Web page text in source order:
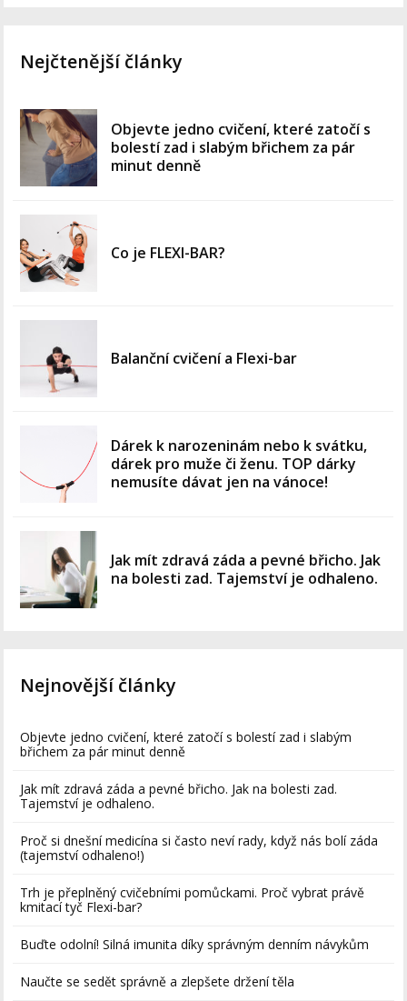
Nejčtenější články
Objevte jedno cvičení, které zatočí s
bolestí zad i slabým břichem za pár
minut denně
Co je FLEXI-BAR?
Balanční cvičení a Flexi-bar
Dárek k narozeninám nebo k svátku,
dárek pro muže či ženu. TOP dárky
nemusíte dávat jen na vánoce!
Jak mít zdravá záda a pevné břicho. Jak
na bolesti zad. Tajemství je odhaleno.
Nejnovější články
Objevte jedno cvičení, které zatočí s bolestí zad i slabým
břichem za pár minut denně
Jak mít zdravá záda a pevné břicho. Jak na bolesti zad.
Tajemství je odhaleno.
Proč si dnešní medicína si často neví rady, když nás bolí záda
(tajemství odhaleno!)
Trh je přeplněný cvičebními pomůckami. Proč vybrat právě
kmitací tyč Flexi-bar?
Buďte odolní! Silná imunita díky správným denním návykům
Naučte se sedět správně a zlepšete držení těla